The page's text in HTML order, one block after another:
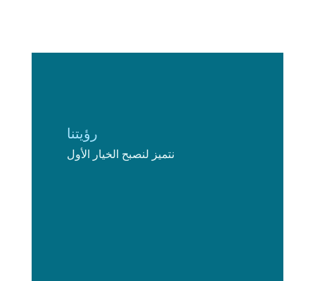
رؤيتنا
نتميز لنصبح الخيار الأول